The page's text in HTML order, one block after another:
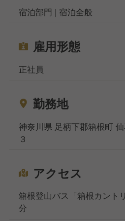
宿泊部門 | 宿泊全般
雇用形態
正社員
勤務地
神奈川県 足柄下郡箱根町
３
アクセス
箱根登山バス「箱根カント
分